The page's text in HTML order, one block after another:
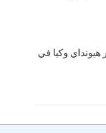
وكيا في